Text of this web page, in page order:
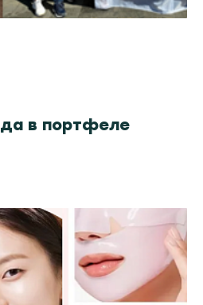
в портфеле